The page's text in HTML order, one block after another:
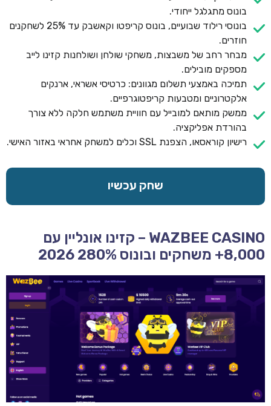
בונוס מתגלגל ייחודי.
בונוסי רילוד שבועיים, בונוס קריפטו וקאשבק עד 25% לשחקנים
חוזרים.
מבחר רחב של משבצות, משחקי שולחן ושולחנות קזינו לייב
מספקים מובילים.
תמיכה באמצעי תשלום מגוונים: כרטיסי אשראי, ארנקים
אלקטרוניים ומטבעות קריפטוגרפיים.
ממשק מותאם למובייל עם חוויית משתמש חלקה ללא צורך
בהורדת אפליקציה.
רישיון קוראסאו, הצפנת SSL וכלים למשחק אחראי באזור האישי.
שחק עכשיו
WAZBEE CASINO – קזינו אונליין עם
8,000+ משחקים ובונוס 280% 2026